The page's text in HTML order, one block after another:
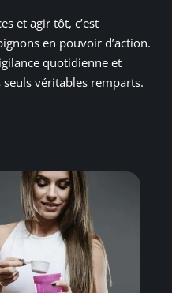
et agir tôt, c’est
en pouvoir d’action.
quotidienne et
seuls véritables remparts.